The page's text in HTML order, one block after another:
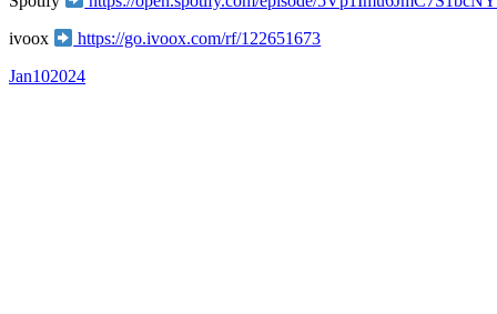
ivoox
https://go.ivoox.com/rf/122651673
Jan102024